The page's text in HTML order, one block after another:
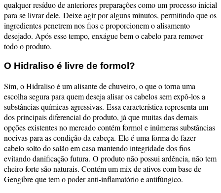
qualquer resíduo de anteriores preparações como um processo inicial
para se livrar dele. Deixe agir por alguns minutos, permitindo que os
ingredientes penetrem nos fios e proporcionem o alisamento
desejado. Após esse tempo, enxágue bem o cabelo para remover
todo o produto.
O Hidraliso é livre de formol?
Sim, o Hidraliso é um alisante de chuveiro, o que o torna uma
escolha segura para quem deseja alisar os cabelos sem expô-los a
substâncias químicas agressivas. Essa característica representa um
dos principais diferencial do produto, já que muitas das demais
opções existentes no mercado contém formol e inúmeras substâncias
nocivas para as condição da cabeça. Ele é uma forma de fazer
cabelo solto do salão em casa mantendo integridade dos fios
evitando danificação futura. O produto não possui ardência, não tem
cheiro forte são naturais. Contém um mix de ativos com base de
Gengibre que tem o poder anti-inflamatório e antifúngico.